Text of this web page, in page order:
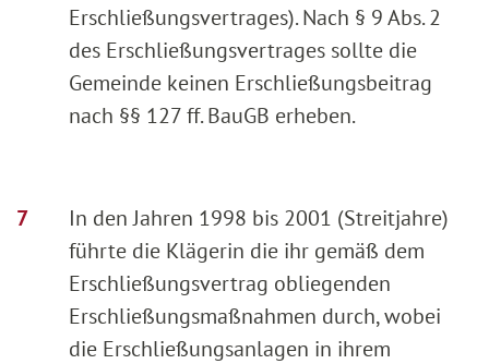
Erschließungsvertrages). Nach § 9 Abs. 2
des Erschließungsvertrages sollte die
Gemeinde keinen Erschließungsbeitrag
nach §§ 127 ff. BauGB erheben.
In den Jahren 1998 bis 2001 (Streitjahre)
führte die Klägerin die ihr gemäß dem
Erschließungsvertrag obliegenden
Erschließungsmaßnahmen durch, wobei
die Erschließungsanlagen in ihrem